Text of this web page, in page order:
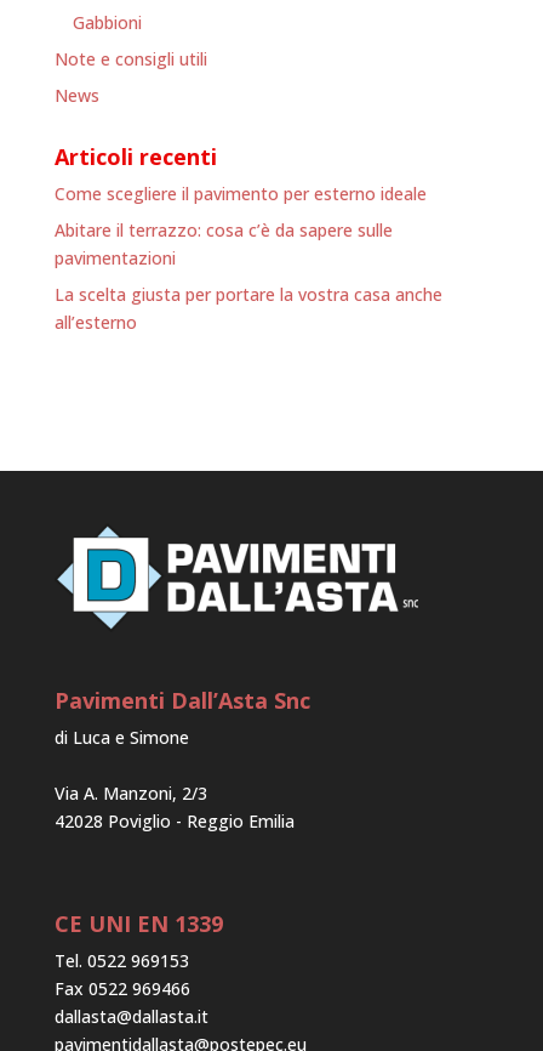
Gabbioni
Note e consigli utili
News
Articoli recenti
Come scegliere il pavimento per esterno ideale
Abitare il terrazzo: cosa c’è da sapere sulle
pavimentazioni
La scelta giusta per portare la vostra casa anche
all’esterno
Pavimenti Dall’Asta Snc
di Luca e Simone
Via A. Manzoni, 2/3
42028 Poviglio - Reggio Emilia
CE UNI EN 1339
Tel. 0522 969153
Fax 0522 969466
dallasta@dallasta.it
pavimentidallasta@postepec.eu